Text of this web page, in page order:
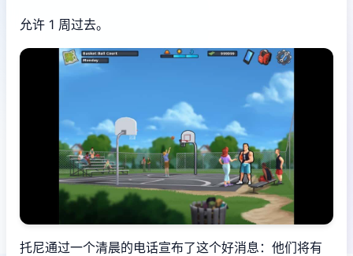
允许 1 周过去。
托尼通过一个清晨的电话宣布了这个好消息：他们将有